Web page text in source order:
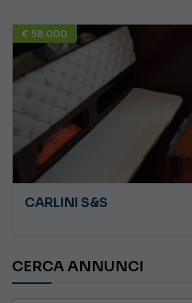
€ 58.000
CARLINI S&S
CERCA ANNUNCI